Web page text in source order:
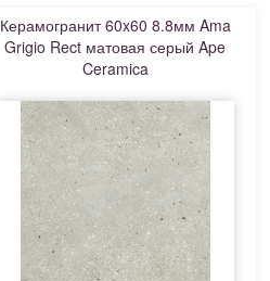
Керамогранит 60x60 8.8мм Ama
Grigio Rect матовая серый Ape
Ceramica